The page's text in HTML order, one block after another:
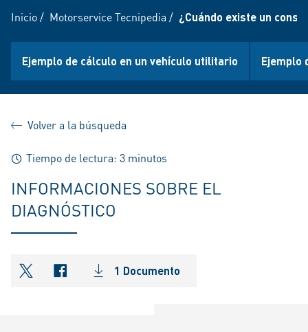
Inicio/ Motorservice Tecnipedia / ¿Cuándo existe un
Ejemplo de cálculo en un vehículo utilitario Ejemplo
Volver a la búsqueda
Tiempo de lectura: 3 minutos
INFORMACIONES SOBRE EL
DIAGNÓSTICO
shareOntwitter
shareOnfacebook
1 Documento